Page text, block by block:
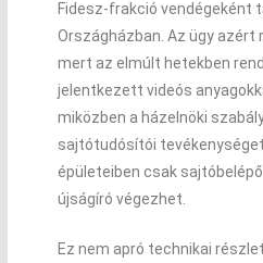
Fidesz-frakció vendégeként
Országházban. Az ügy azért
mert az elmúlt hetekben
jelentkezett videós
miközben a házelnöki
sajtótudósítói
épületeiben csak
újságíró végezhet.
Ez nem apró technikai